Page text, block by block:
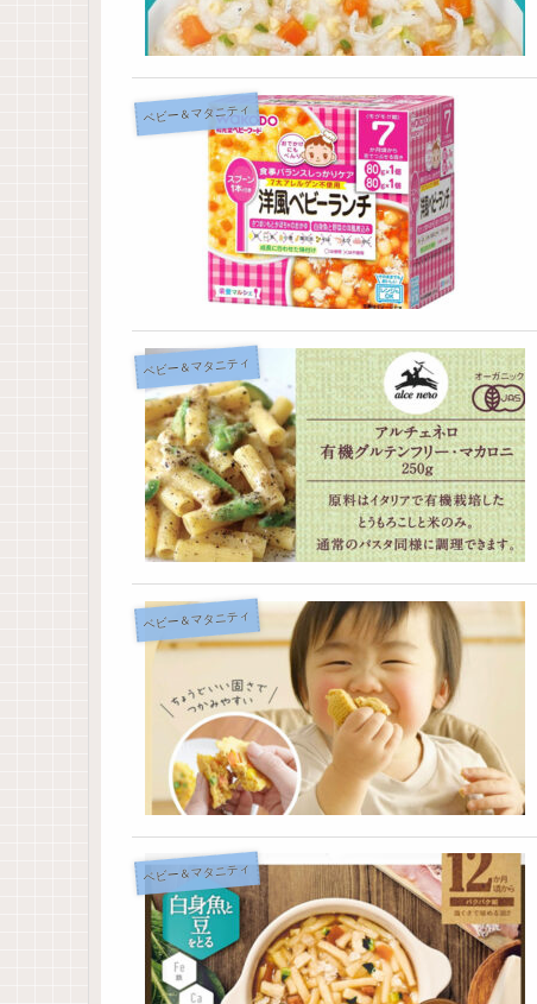
ベビー＆マタニティ
ベビー＆マタニティ
ベビー＆マタニティ
ベビー＆マタニティ